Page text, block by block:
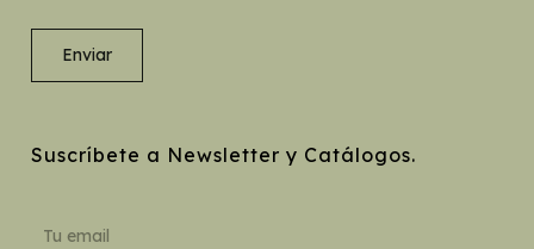
Suscríbete a Newsletter y Catálogos.